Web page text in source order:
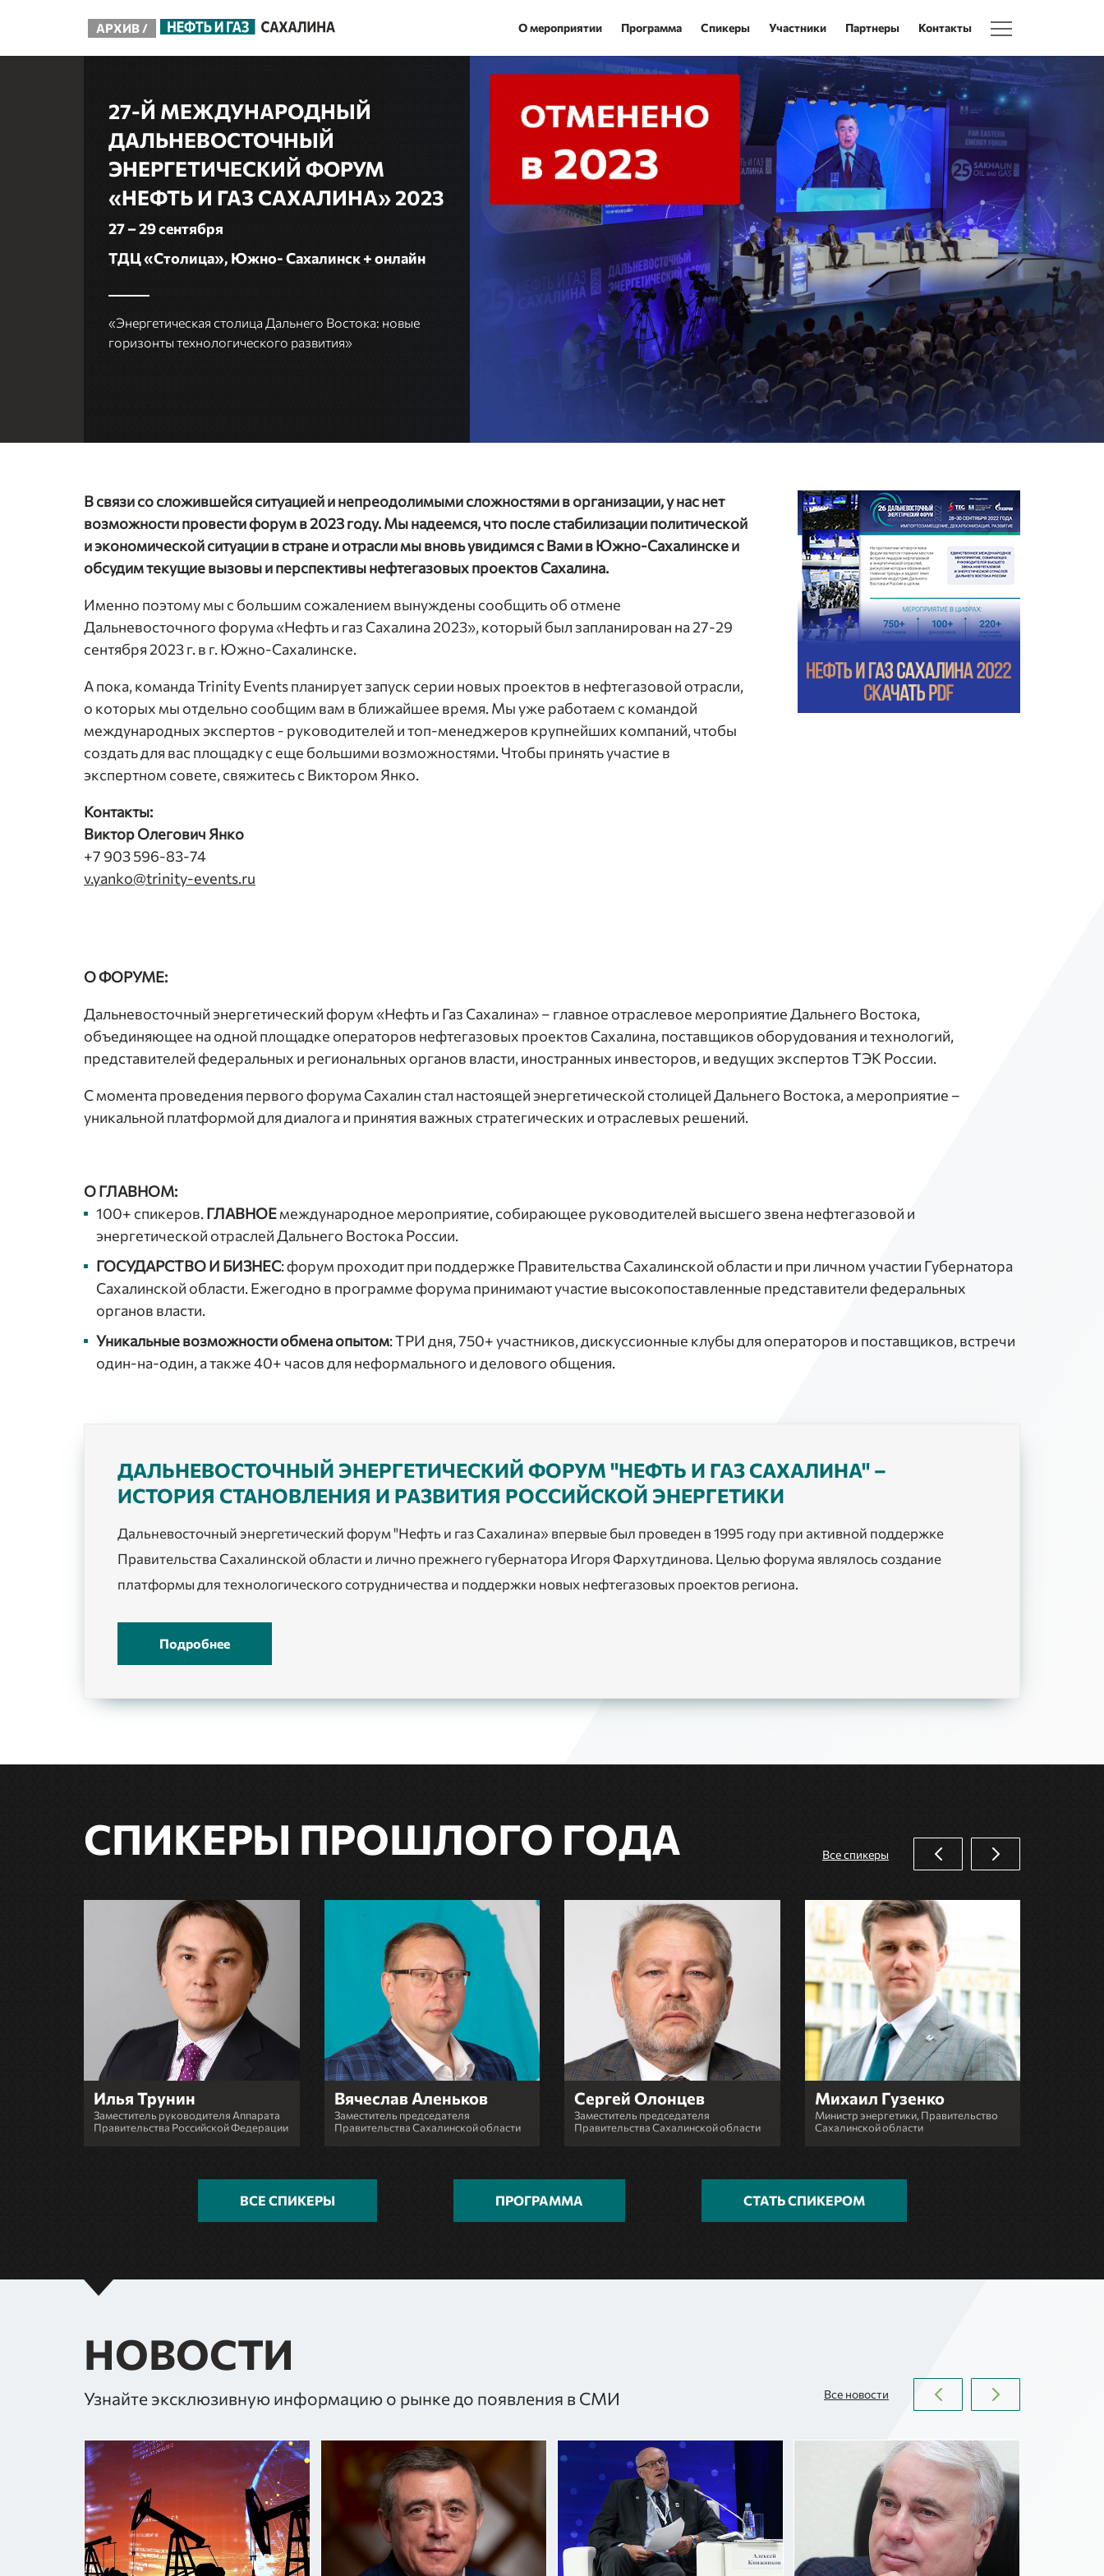
АРХИВ / О мероприятии Программа Спикеры Участники Партнеры Контакты
27-Й МЕЖДУНАРОДНЫЙ
ДАЛЬНЕВОСТОЧНЫЙ
ЭНЕРГЕТИЧЕСКИЙ ФОРУМ
«НЕФТЬ И ГАЗ САХАЛИНА» 2023
27 – 29 сентября
ТДЦ «Столица», Южно- Сахалинск + онлайн
«Энергетическая столица Дальнего Востока: новые
горизонты технологического развития»
В связи со сложившейся ситуацией и непреодолимыми сложностями в организации, у нас нет
возможности провести форум в 2023 году. Мы надеемся, что после стабилизации политической
и экономической ситуации в стране и отрасли мы вновь увидимся с Вами в Южно-Сахалинске и
обсудим текущие вызовы и перспективы нефтегазовых проектов Сахалина.
Именно поэтому мы с большим сожалением вынуждены сообщить об отмене
Дальневосточного форума «Нефть и газ Сахалина 2023», который был запланирован на 27-29
сентября 2023 г. в г. Южно-Сахалинске.
А пока, команда Trinity Events планирует запуск серии новых проектов в нефтегазовой отрасли,
о которых мы отдельно сообщим вам в ближайшее время. Мы уже работаем с командой
международных экспертов - руководителей и топ-менеджеров крупнейших компаний, чтобы
создать для вас площадку с еще большими возможностями. Чтобы принять участие в
экспертном совете, свяжитесь с Виктором Янко.
Контакты:
Виктор Олегович Янко
+7 903 596-83-74
v.yanko@trinity-events.ru
О ФОРУМЕ:
Дальневосточный энергетический форум «Нефть и Газ Сахалина» – главное отраслевое мероприятие Дальнего Востока,
объединяющее на одной площадке операторов нефтегазовых проектов Сахалина, поставщиков оборудования и технологий,
представителей федеральных и региональных органов власти, иностранных инвесторов, и ведущих экспертов ТЭК России.
С момента проведения первого форума Сахалин стал настоящей энергетической столицей Дальнего Востока, а мероприятие –
уникальной платформой для диалога и принятия важных стратегических и отраслевых решений.
О ГЛАВНОМ:
100+ спикеров.ГЛАВНОЕмеждународное мероприятие, собирающее руководителей высшего звена нефтегазовой и
энергетической отраслей Дальнего Востока России.
ГОСУДАРСТВО И БИЗНЕС: форум проходит при поддержке Правительства Сахалинской области и при личном участии Губернатора
Сахалинской области. Ежегодно в программе форума принимают участие высокопоставленные представители федеральных
органов власти.
Уникальные возможности обмена опытом: ТРИ дня, 750+ участников, дискуссионные клубы для операторов и поставщиков, встречи
один-на-один, а также 40+ часов для неформального и делового общения.
ДАЛЬНЕВОСТОЧНЫЙ ЭНЕРГЕТИЧЕСКИЙ ФОРУМ "НЕФТЬ И ГАЗ САХАЛИНА" –
ИСТОРИЯ СТАНОВЛЕНИЯ И РАЗВИТИЯ РОССИЙСКОЙ ЭНЕРГЕТИКИ
Дальневосточный энергетический форум "Нефть и газ Сахалина» впервые был проведен в 1995 году при активной поддержке
Правительства Сахалинской области и лично прежнего губернатора Игоря Фархутдинова. Целью форума являлось создание
платформы для технологического сотрудничества и поддержки новых нефтегазовых проектов региона.
Подробнее
СПИКЕРЫ ПРОШЛОГО ГОДА Все спикеры
Илья Трунин
Заместитель руководителя Аппарата
Правительства Российской Федерации
Вячеслав Аленьков
Заместитель председателя
Правительства Сахалинской области
Сергей Олонцев
Заместитель председателя
Правительства Сахалинской области
Михаил Гузенко
Министр энергетики, Правительство
Сахалинской области
ВСЕ СПИКЕРЫ ПРОГРАММА СТАТЬ СПИКЕРОМ
НОВОСТИ
Узнайте эксклюзивную информацию о рынке до появления в СМИ Все новости